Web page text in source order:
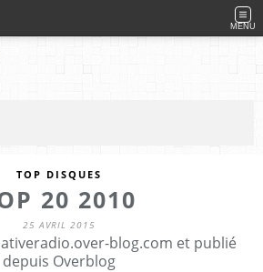
MENU
TOP DISQUES
20 2010
25 AVRIL 2015
blog.com et publié
depuis Overblog